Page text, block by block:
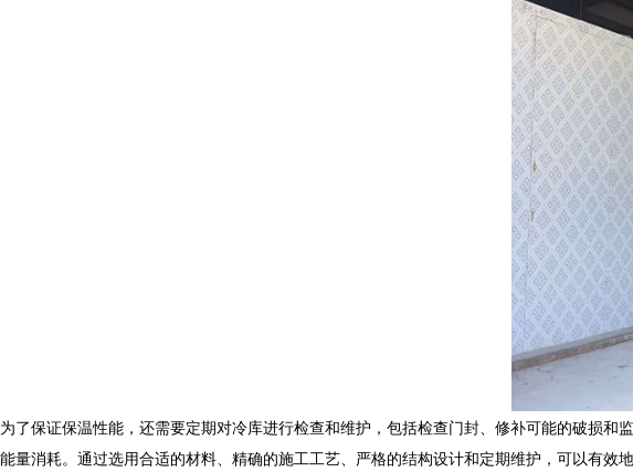
为了保证保温性能，还需要定期对冷库进行检查和维护，包括检查门封、修补可能的破损和
能量消耗。通过选用合适的材料、精确的施工工艺、严格的结构设计和定期维护，可以有效